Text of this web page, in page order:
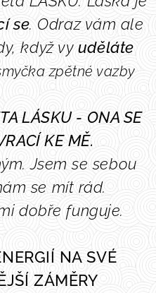
se. Odraz vám ale
když vy uděláte
zpětné vazby
LÁSKU - ONA SE
KE MĚ.
Jsem se sebou
se mít rád.
dobře funguje.
NA SVÉ
ZÁMĚRY